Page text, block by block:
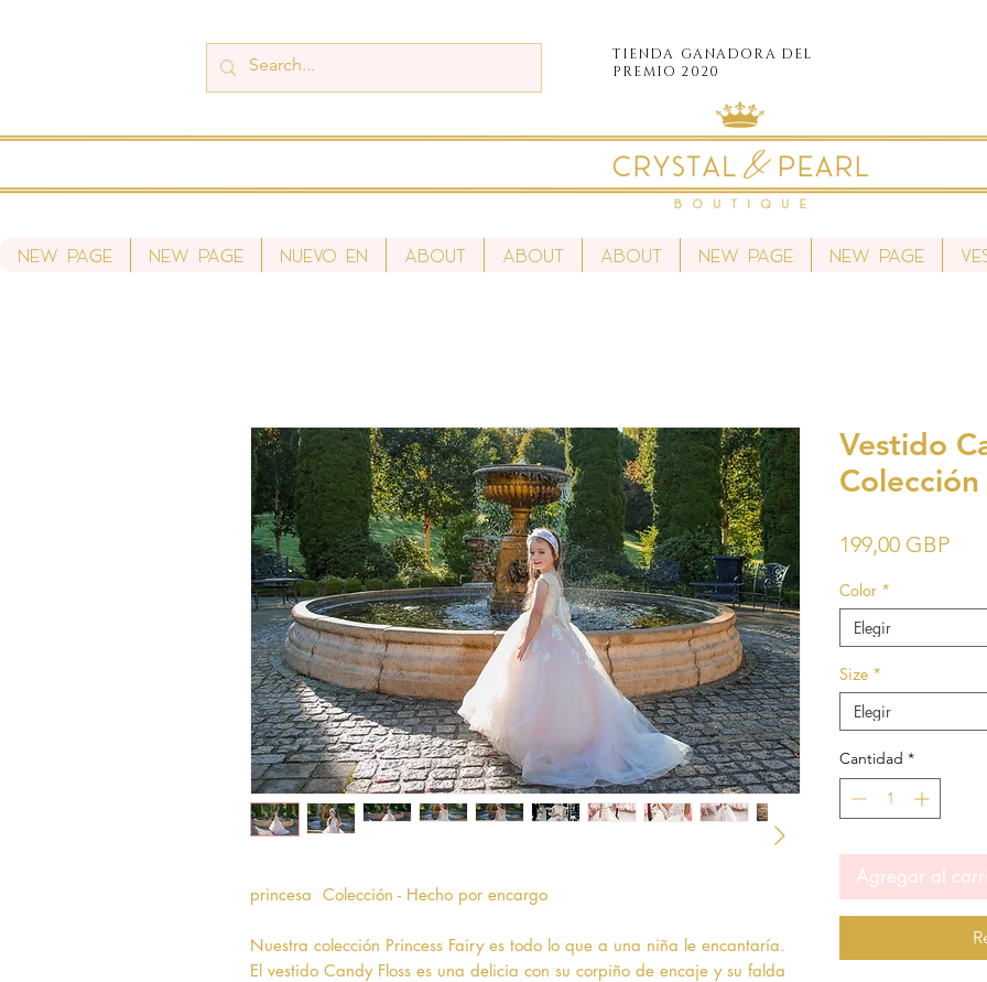
TIENDA GANADORA DEL
PREMIO 2020
New Page New Page Nuevo en About About About New Page New Page
princesa Colección - Hecho por encargo
Nuestra colección Princess Fairy es todo lo que a una niña le encantaría.
El vestido Candy Floss es una delicia con su corpiño de encaje y su falda
Vestido
Colección
199,00 GBP
Color *
Elegir
Size *
Elegir
Cantidad *
Agregar al